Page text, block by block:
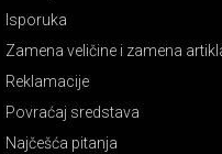
Isporuka
Zamena veličine i zamena
Reklamacije
Povraćaj sredstava
Najčešća pitanja